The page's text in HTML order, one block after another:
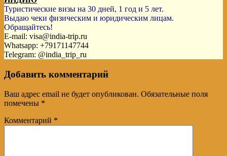
Туристические визы на 30 дней, 1 год и 5 лет.
Выдаю чеки физическим и юридическим лицам.
Обращайтесь!
E-mail: visa@india-trip.ru
Whatsapp: +79171147744
Telegram: @india_trip_ru
Добавить комментарий
Ваш адрес email не будет опубликован. Обязательные поля
помечены *
Комментарий *